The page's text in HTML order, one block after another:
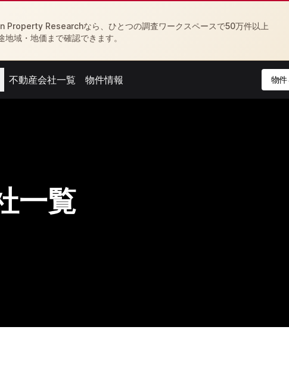
Property Researchなら、ひとつの調査ワークスペースで50万件以上
域・地価まで確認できます。
Open agent menu
不動産会社一覧
Open feed menu
物件情報 物
一覧